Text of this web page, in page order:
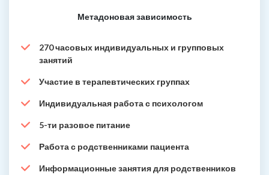
Метадоновая зависимость
270 часовых индивидуальных и групповых
занятий
Участие в терапевтических группах
Индивидуальная работа с психологом
5-ти разовое питание
Работа с родственниками пациента
Информационные занятия для родственников